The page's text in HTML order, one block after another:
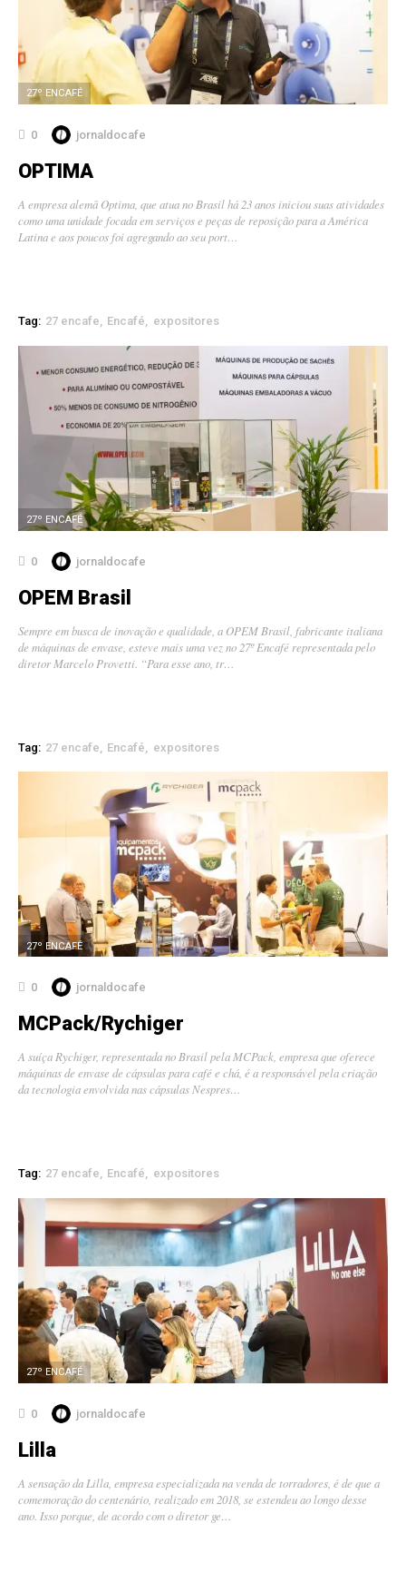
27º ENCAFÉ
0 jornaldocafe
OPTIMA
A empresa alemã Optima, que atua no Brasil há 23 anos iniciou suas atividades
como uma unidade focada em serviços e peças de reposição para a América
Latina e aos poucos foi agregando ao seu port…
Tag: 27 encafe Encafé expositores
27º ENCAFÉ
0 jornaldocafe
OPEM Brasil
Sempre em busca de inovação e qualidade, a OPEM Brasil, fabricante italiana
de máquinas de envase, esteve mais uma vez no 27º Encafé representada pelo
diretor Marcelo Provetti. “Para esse ano, tr…
Tag: 27 encafe Encafé expositores
27º ENCAFÉ
0 jornaldocafe
MCPack/Rychiger
A suíça Rychiger, representada no Brasil pela MCPack, empresa que oferece
máquinas de envase de cápsulas para café e chá, é a responsável pela criação
da tecnologia envolvida nas cápsulas Nespres…
Tag: 27 encafe Encafé expositores
27º ENCAFÉ
0 jornaldocafe
Lilla
A sensação da Lilla, empresa especializada na venda de torradores, é de que a
comemoração do centenário, realizado em 2018, se estendeu ao longo desse
ano. Isso porque, de acordo com o diretor ge…